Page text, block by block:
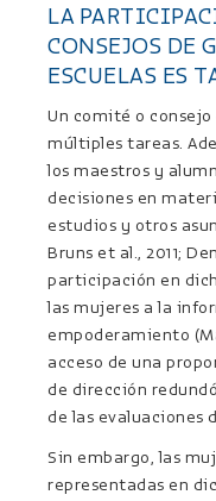
LA
CONSEJOS DE
ESCUELAS ES
Un comité o
múltiples tareas.
los maestros y
decisiones en
estudios y otros
Bruns et al., 2011;
participación en
las mujeres a la
empoderamiento
acceso de una
de dirección
de las evaluaciones
Sin embargo, las
representadas en